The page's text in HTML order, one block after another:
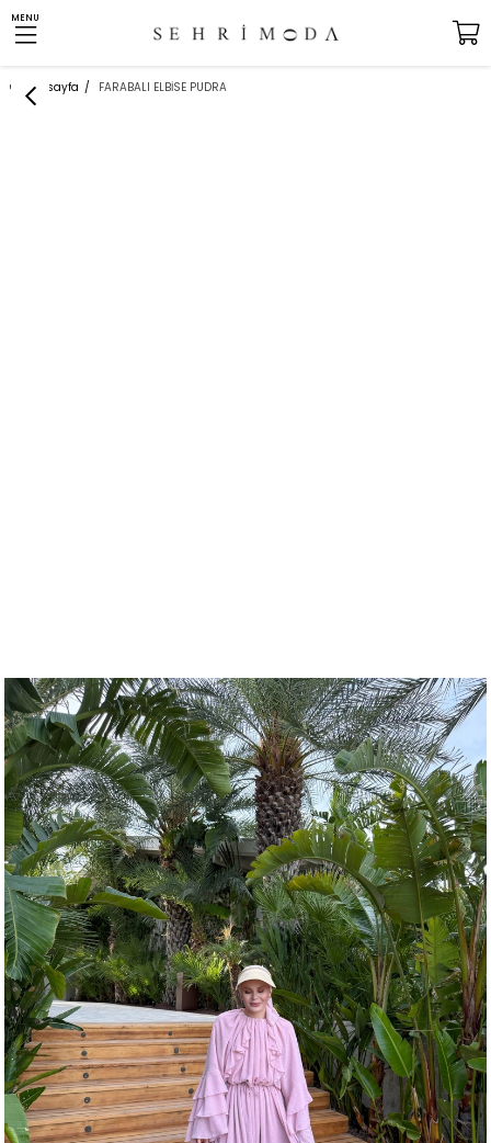
MENU
Anasayfa FARABALI ELBİSE PUDRA